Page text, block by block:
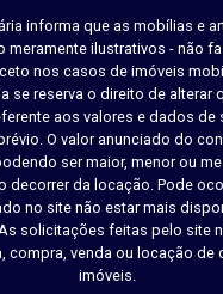
informa que as mobílias e
meramente ilustrativos - não
nos casos de imóveis
se reserva o direito de alterar
aos valores e dados de
O valor anunciado do
ser maior, menor ou
decorrer da locação. Pode
no site não estar mais
solicitações feitas pelo site
compra, venda ou locação de
imóveis.